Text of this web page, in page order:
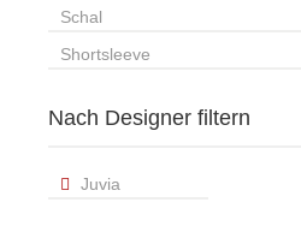
Schal
Shortsleeve
Nach Designer filtern
Juvia